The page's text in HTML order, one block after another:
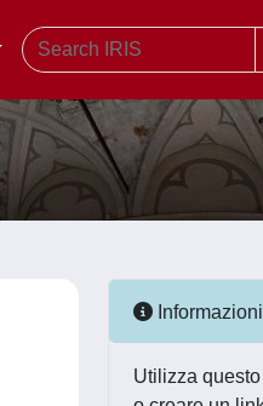
Informazioni
Utilizza